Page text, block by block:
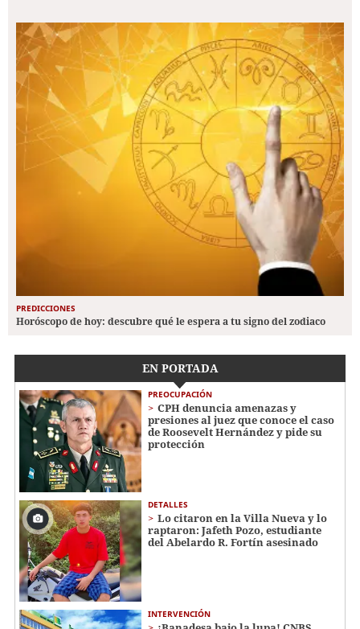
PREDICCIONES
Horóscopo de hoy: descubre qué le espera a tu signo del zodiaco
EN PORTADA
PREOCUPACIÓN
CPH denuncia amenazas y
presiones al juez que conoce el caso
de Roosevelt Hernández y pide su
protección
DETALLES
Lo citaron en la Villa Nueva y lo
raptaron: Jafeth Pozo, estudiante
del Abelardo R. Fortín asesinado
INTERVENCIÓN